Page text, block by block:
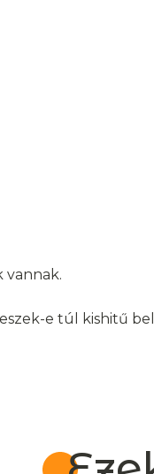
vannak.
e túl kishitű